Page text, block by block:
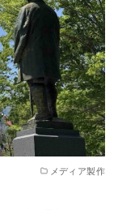
メディア製作